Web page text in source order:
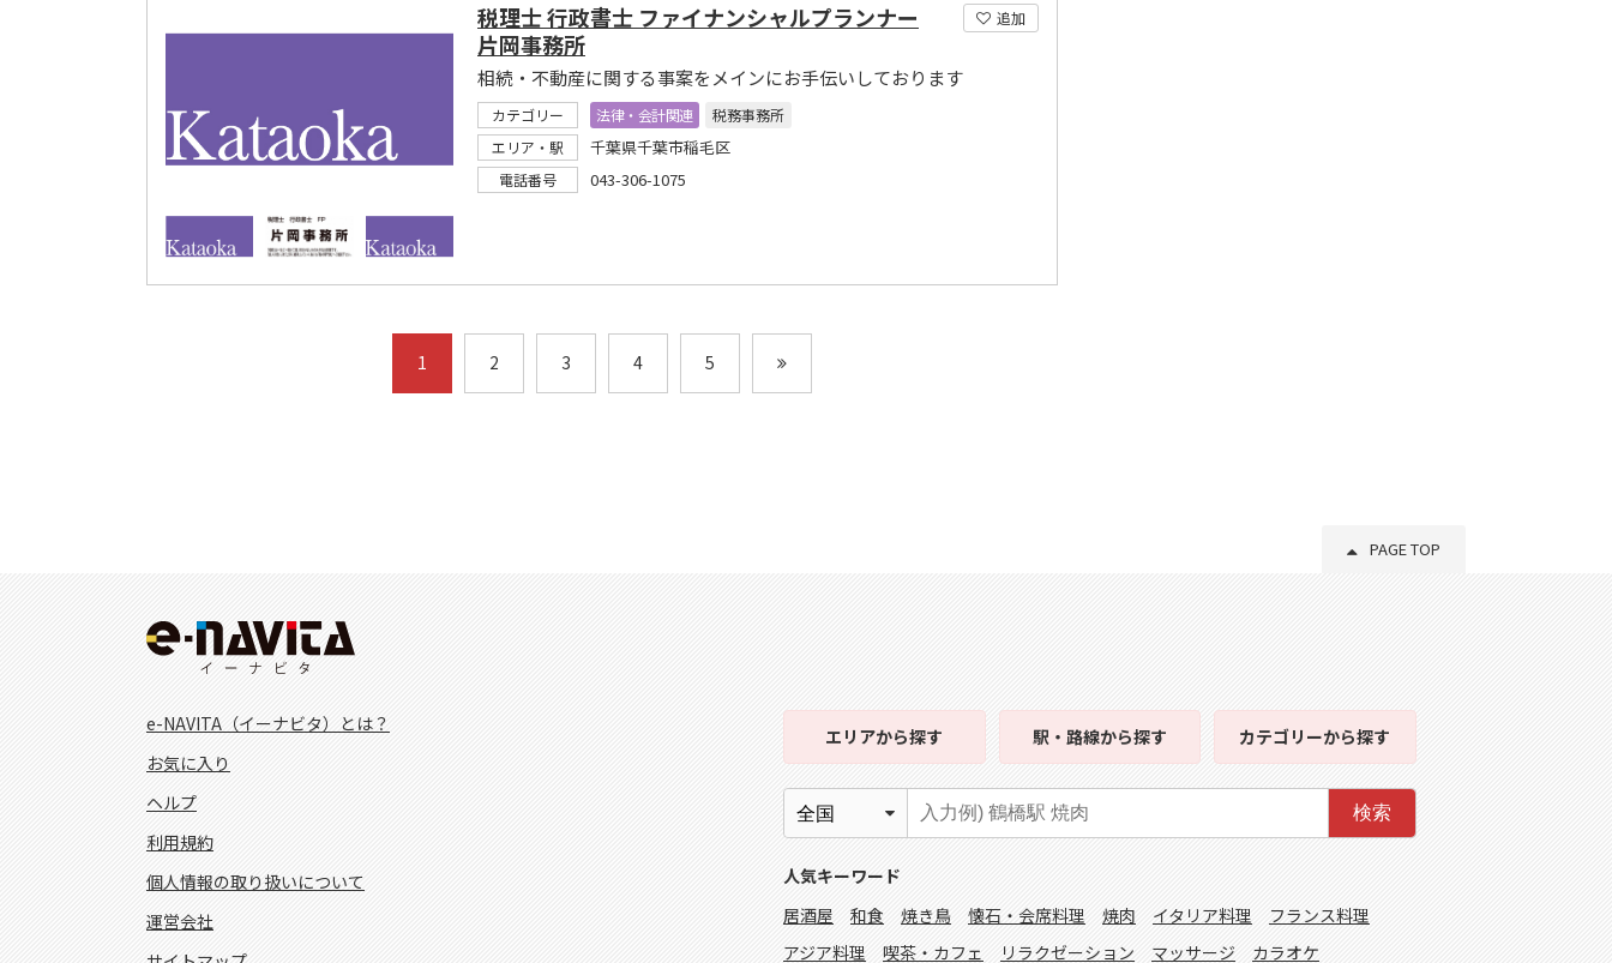
追加
税理士 行政書士 ファイナンシャルプランナー
片岡事務所
相続・不動産に関する事案をメインにお手伝いしております
カテゴリー 法律・会計関連
税務事務所
エリア・駅
千葉県千葉市稲毛区
電話番号 043-306-1075
1 2 3 4 5
PAGE TOP
e-NAVITA（イーナビタ）とは？
お気に入り
ヘルプ
利用規約
個人情報の取り扱いについて
運営会社
エリアから探す 駅・路線から探す カテゴリーから探す
検索
人気キーワード
居酒屋
和食 焼き鳥 懐石・会席料理 焼肉 イタリア料理
フランス料理
アジア料理
喫茶・カフェ リラクゼーション マッサージ カラオケ